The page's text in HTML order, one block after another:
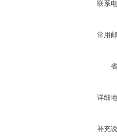
联系
常用
详细
补充